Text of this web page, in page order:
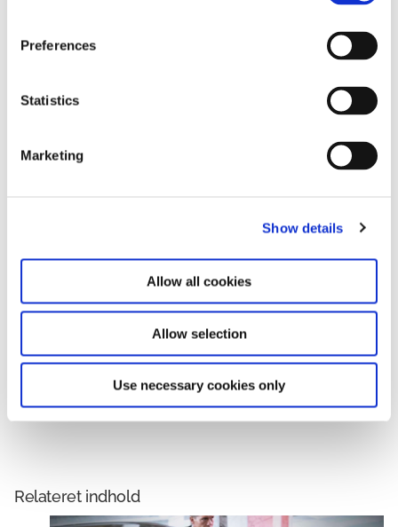
Preferences
Statistics
Marketing
Show details
Allow all cookies
Allow selection
Use necessary cookies only
erfaringer og digitale løsninger til det store tyske marked,
Statsministeren har også deltaget i et eksportfremstød på
digitaliseringsområdet med 30 danske virksomheder,
Dansk Erhverv, Dansk Industri og Eksportforeningen.
Relateret indhold